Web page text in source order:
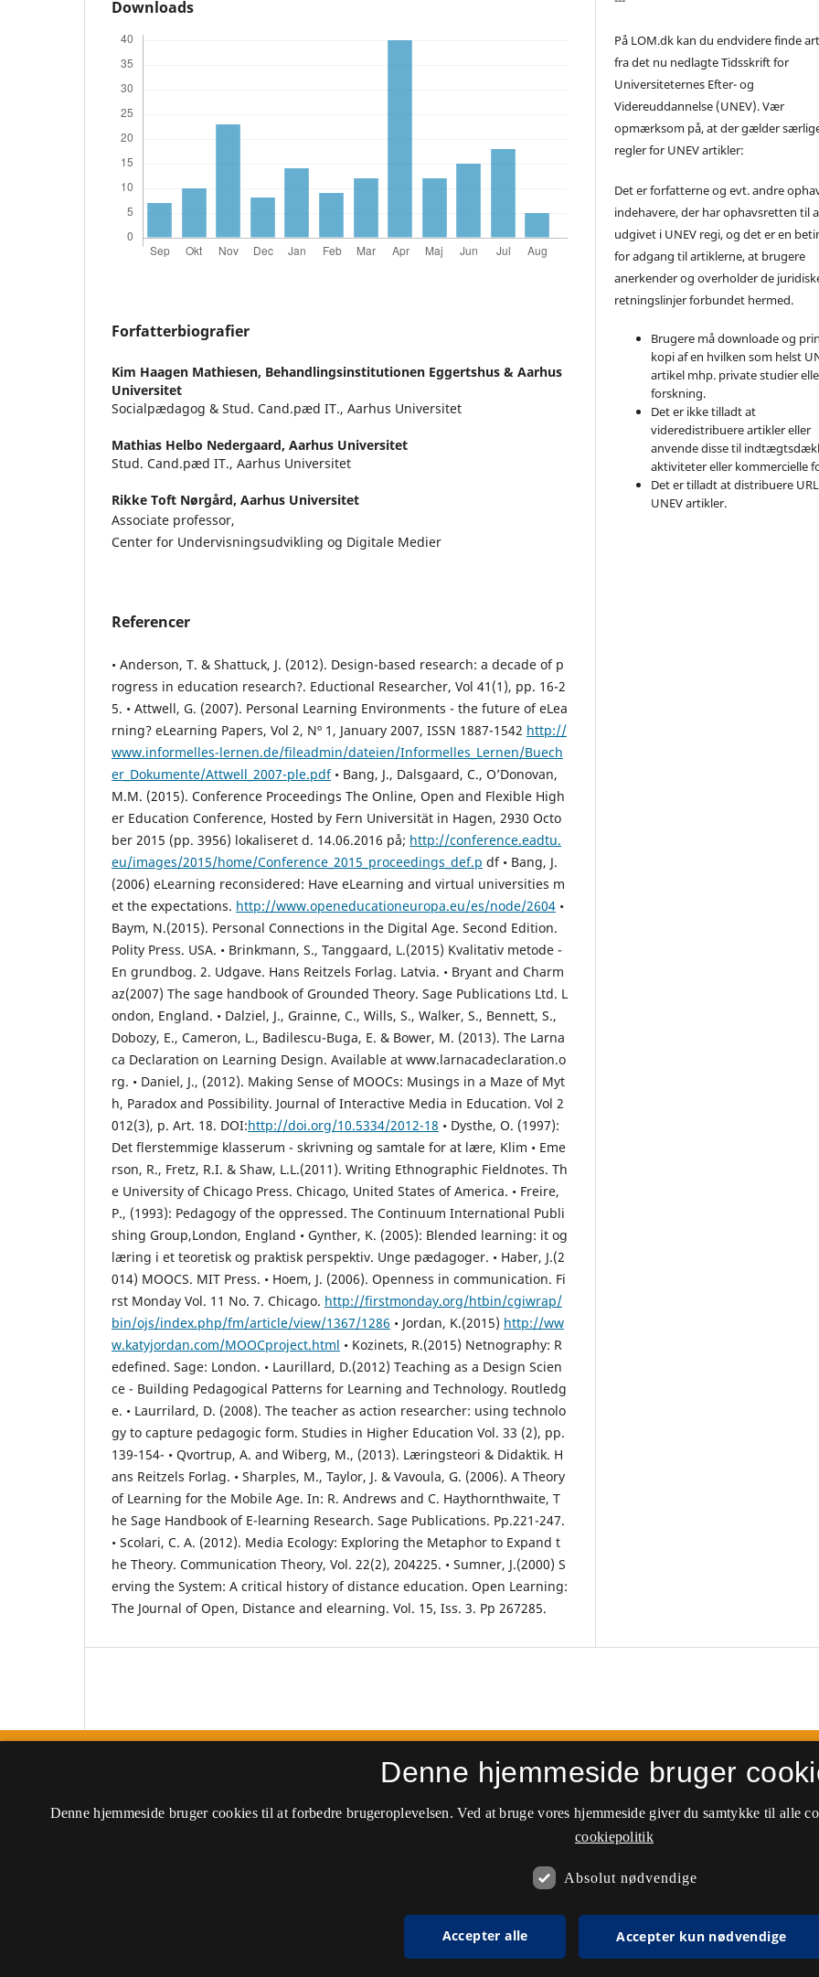
Downloads
Forfatterbiografier
Kim Haagen Mathiesen, Behandlingsinstitutionen Eggertshus & Aarhus
Universitet
Socialpædagog & Stud. Cand.pæd IT., Aarhus Universitet
Mathias Helbo Nedergaard, Aarhus Universitet
Stud. Cand.pæd IT., Aarhus Universitet
Rikke Toft Nørgård, Aarhus Universitet
Associate professor,
Center for Undervisningsudvikling og Digitale Medier
Referencer
• Anderson, T. & Shattuck, J. (2012). Design-based research: a decade of p
rogress in education research?. Eductional Researcher, Vol 41(1), pp. 16-2
5. • Attwell, G. (2007). Personal Learning Environments - the future of eLea
rning? eLearning Papers, Vol 2, Nº 1, January 2007, ISSN 1887-1542 http://
www.informelles-lernen.de/fileadmin/dateien/Informelles_Lernen/Buech
er_Dokumente/Attwell_2007-ple.pdf• Bang, J., Dalsgaard, C., O’Donovan,
M.M. (2015). Conference Proceedings The Online, Open and Flexible High
er Education Conference, Hosted by Fern Universität in Hagen, 29­30 Octo
ber 2015 (pp. 39­56) lokaliseret d. 14.06.2016 på; http://conference.eadtu.
eu/images/2015/home/Conference_2015_proceedings_def.p df • Bang, J.
(2006) eLearning reconsidered: Have eLearning and virtual universities m
et the expectations. http://www.openeducationeuropa.eu/es/node/2604 •
Baym, N.(2015). Personal Connections in the Digital Age. Second Edition.
Polity Press. USA. • Brinkmann, S., Tanggaard, L.(2015) Kvalitativ metode ­
En grundbog. 2. Udgave. Hans Reitzels Forlag. Latvia. • Bryant and Charm
az(2007) The sage handbook of Grounded Theory. Sage Publications Ltd. L
ondon, England. • Dalziel, J., Grainne, C., Wills, S., Walker, S., Bennett, S.,
Dobozy, E., Cameron, L., Badilescu-Buga, E. & Bower, M. (2013). The Larna
ca Declaration on Learning Design. Available at www.larnacadeclaration.o
rg. • Daniel, J., (2012). Making Sense of MOOCs: Musings in a Maze of Myt
h, Paradox and Possibility. Journal of Interactive Media in Education. Vol 2
012(3), p. Art. 18. DOI:http://doi.org/10.5334/2012-18 • Dysthe, O. (1997):
Det flerstemmige klasserum - skrivning og samtale for at lære, Klim • Eme
rson, R., Fretz, R.I. & Shaw, L.L.(2011). Writing Ethnographic Fieldnotes. Th
e University of Chicago Press. Chicago, United States of America. • Freire,
P., (1993): Pedagogy of the oppressed. The Continuum International Publi
shing Group,London, England • Gynther, K. (2005): Blended learning: it og
læring i et teoretisk og praktisk perspektiv. Unge pædagoger. • Haber, J.(2
014) MOOCS. MIT Press. • Hoem, J. (2006). Openness in communication. Fi
rst Monday Vol. 11 No. 7. Chicago. http://firstmonday.org/htbin/cgiwrap/
bin/ojs/index.php/fm/article/view/1367/1286 • Jordan, K.(2015) http://ww
w.katyjordan.com/MOOCproject.html • Kozinets, R.(2015) Netnography: R
edefined. Sage: London. • Laurillard, D.(2012) Teaching as a Design Scien
ce - Building Pedagogical Patterns for Learning and Technology. Routledg
e. • Laurrilard, D. (2008). The teacher as action researcher: using technolo
gy to capture pedagogic form. Studies in Higher Education Vol. 33 (2), pp.
139-154- • Qvortrup, A. and Wiberg, M., (2013). Læringsteori & Didaktik. H
ans Reitzels Forlag. • Sharples, M., Taylor, J. & Vavoula, G. (2006). A Theory
of Learning for the Mobile Age. In: R. Andrews and C. Haythornthwaite, T
he Sage Handbook of E-learning Research. Sage Publications. Pp.221-247.
• Scolari, C. A. (2012). Media Ecology: Exploring the Metaphor to Expand t
he Theory. Communication Theory, Vol. 22(2), 204­225. • Sumner, J.(2000) S
erving the System: A critical history of distance education. Open Learning:
The Journal of Open, Distance and e­learning. Vol. 15, Iss. 3. Pp 267­285.
På LOM.dk kan du endvidere finde
fra det nu nedlagte Tidsskrift for
Universiteternes Efter- og
Videreuddannelse (UNEV). Vær
opmærksom på, at der gælder
regler for UNEV artikler:
Det er forfatterne og evt. andre
indehavere, der har ophavsretten til
udgivet i UNEV regi, og det er en
for adgang til artiklerne, at brugere
anerkender og overholder de
retningslinjer forbundet hermed.
Brugere må downloade og
kopi af en hvilken som helst
artikel mhp. private studier
forskning.
Det er ikke tilladt at
videredistribuere artikler eller
anvende disse til
aktiviteter eller kommercielle
Det er tilladt at distribuere
UNEV artikler.
ISSN 1903-248X
Denne hjemmeside bruger
Denne hjemmeside bruger cookies til at forbedre brugeroplevelsen. Ved at bruge vores hjemmeside giver du samtykke til alle
cookiepolitik
Absolut nødvendige
Accepter alle Accepter kun nødvendige